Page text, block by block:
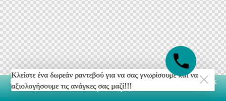
Κλείστε ένα δωρεάν ραντεβού για να σας γνωρίσουμε και να
αξιολογήσουμε τις ανάγκες σας μαζί!!!
Κλείστε ένα δωρεάν ραντεβού για να σας γνωρίσουμε και να αξιολογήσουμε τις
ανάγκες σας μαζί!!!